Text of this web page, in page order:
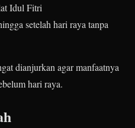
Idul Fitri
setelah hari raya tanpa
dianjurkan agar manfaatnya
hari raya.